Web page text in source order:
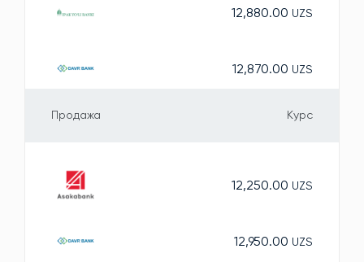
12,880.00 UZS
12,870.00 UZS
Продажа Курс
12,250.00 UZS
12,950.00 UZS